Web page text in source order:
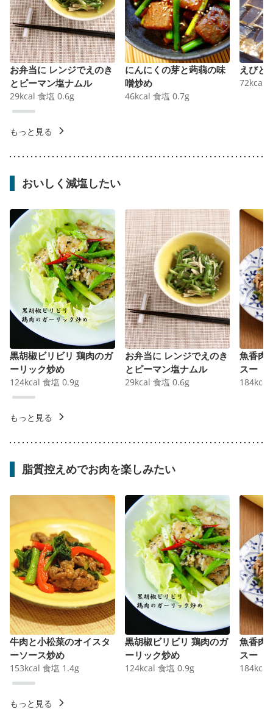
お弁当に レンジでえのき
とピーマン塩ナムル
29kcal 食塩 0.6g
にんにくの芽と蒟蒻の味
噌炒め
46kcal 食塩 0.7g
えびと
72kcal
もっと見る
おいしく減塩したい
黒胡椒ビリビリ 鶏肉のガ
ーリック炒め
124kcal 食塩 0.9g
お弁当に レンジでえのき
とピーマン塩ナムル
29kcal 食塩 0.6g
魚香肉
スー
184kcal
もっと見る
脂質控えめでお肉を楽しみたい
牛肉と小松菜のオイスタ
ーソース炒め
153kcal 食塩 1.4g
黒胡椒ビリビリ 鶏肉のガ
ーリック炒め
124kcal 食塩 0.9g
魚香肉
スー
184kcal
もっと見る